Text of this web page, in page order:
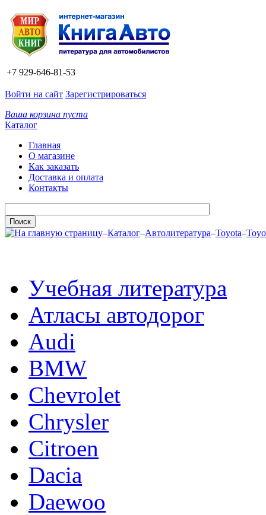
+7 929-646-81-53
Войти на сайт Зарегистрироваться
Ваша корзина пуста
Каталог
Главная
О магазине
Как заказать
Доставка и оплата
Контакты
–Каталог–Автолитература–Toyota–
Учебная литература
Атласы автодорог
Audi
BMW
Chevrolet
Chrysler
Citroen
Dacia
Daewoo